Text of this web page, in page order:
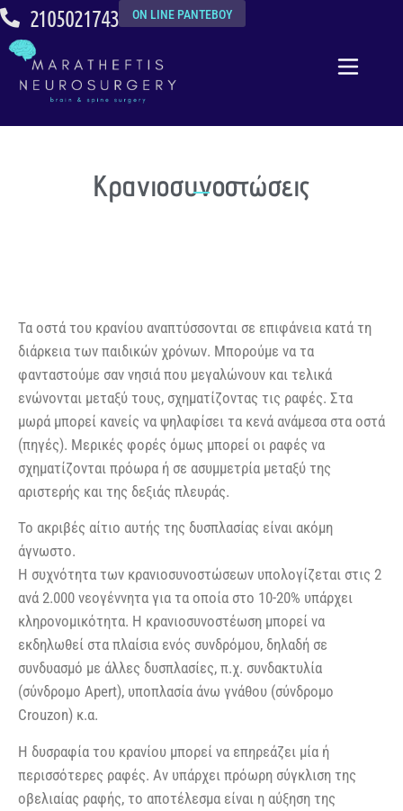
2105021743 ON LINE ΡΑΝΤΕΒΟΥ
Κρανιοσυνοστώσεις
Τα οστά του κρανίου αναπτύσσονται σε επιφάνεια κατά τη
διάρκεια των παιδικών χρόνων. Μπορούμε να τα
φανταστούμε σαν νησιά που μεγαλώνουν και τελικά
ενώνονται μεταξύ τους, σχηματίζοντας τις ραφές. Στα
μωρά μπορεί κανείς να ψηλαφίσει τα κενά ανάμεσα στα οστά
(πηγές). Μερικές φορές όμως μπορεί οι ραφές να
σχηματίζονται πρόωρα ή σε ασυμμετρία μεταξύ της
αριστερής και της δεξιάς πλευράς.
Το ακριβές αίτιο αυτής της δυσπλασίας είναι ακόμη
άγνωστο.
Η συχνότητα των κρανιοσυνοστώσεων υπολογίζεται στις 2
ανά 2.000 νεογέννητα για τα οποία στο 10-20% υπάρχει
κληρονομικότητα. Η κρανιοσυνοστέωση μπορεί να
εκδηλωθεί στα πλαίσια ενός συνδρόμου, δηλαδή σε
συνδυασμό με άλλες δυσπλασίες, π.χ. συνδακτυλία
(σύνδρομο Apert), υποπλασία άνω γνάθου (σύνδρομο
Crouzon) κ.α.
Η δυσραφία του κρανίου μπορεί να επηρεάζει μία ή
περισσότερες ραφές. Αν υπάρχει πρόωρη σύγκλιση της
οβελιαίας ραφής, το αποτέλεσμα είναι η αύξηση της